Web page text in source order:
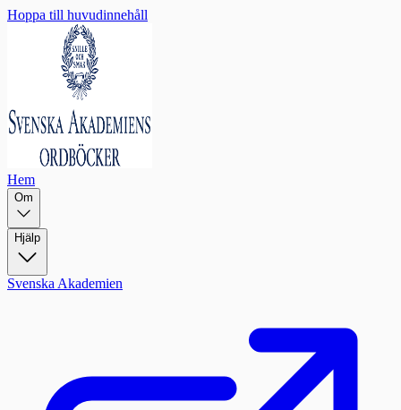
Hoppa till huvudinnehåll
Hem
Om
Hjälp
Svenska Akademien